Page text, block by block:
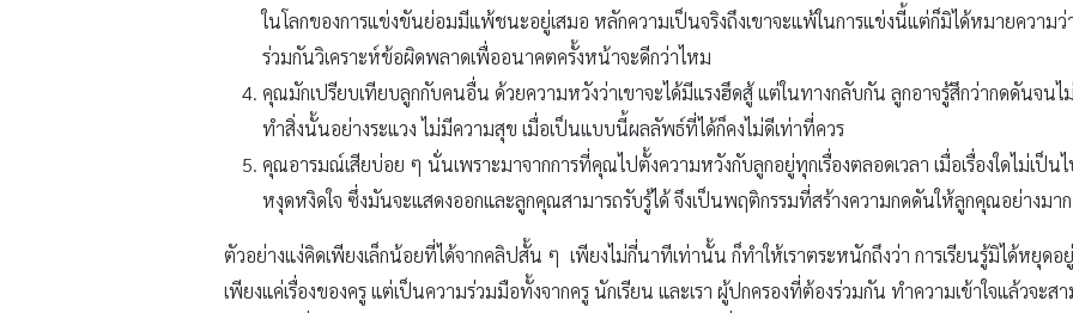
ในโลกของการแข่งขันย่อมมีแพ้ชนะอยู่เสมอ หลักความเป็นจริงถึงเขาจะแพ้ในการแข่งนี้แต่ก็มิได้หมายความ
ร่วมกันวิเคราะห์ข้อผิดพลาดเพื่ออนาคตครั้งหน้าจะดีกว่าไหม
คุณมักเปรียบเทียบลูกกับคนอื่น ด้วยความหวังว่าเขาจะได้มีแรงฮึดสู้ แต่ในทางกลับกัน ลูกอาจรู้สึกว่ากดดันจนไ
ทำสิ่งนั้นอย่างระแวง ไม่มีความสุข เมื่อเป็นแบบนี้ผลลัพธ์ที่ได้ก็คงไม่ดีเท่าที่ควร
คุณอารมณ์เสียบ่อย ๆ นั่นเพราะมาจากการที่คุณไปตั้งความหวังกับลูกอยู่ทุกเรื่องตลอดเวลา เมื่อเรื่องใดไม่เป็
หงุดหงิดใจ ซึ่งมันจะแสดงออกและลูกคุณสามารถรับรู้ได้ จึงเป็นพฤติกรรมที่สร้างความกดดันให้ลูกคุณอย่างมาก
ตัวอย่างแง่คิดเพียงเล็กน้อยที่ได้จากคลิปสั้น ๆ เพียงไม่กี่นาทีเท่านั้น ก็ทำให้เราตระหนักถึงว่า การเรียนรู้มิได้หยุดอ
เพียงแค่เรื่องของครู แต่เป็นความร่วมมือทั้งจากครู นักเรียน และเรา ผู้ปกครองที่ต้องร่วมกัน ทำความเข้าใจแล้วจะ